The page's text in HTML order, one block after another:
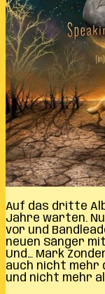
Auf das dritte
Jahre warten.
vor und
neuen Sänger
Und… Mark Zonder
auch nicht mehr
und nicht mehr